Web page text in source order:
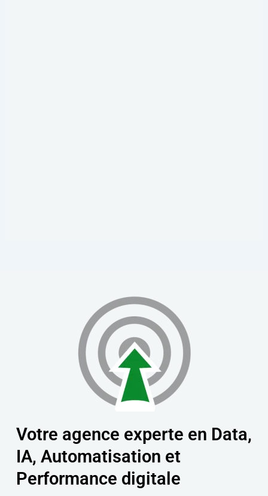
Votre agence experte en Data,
IA, Automatisation et
Performance digitale